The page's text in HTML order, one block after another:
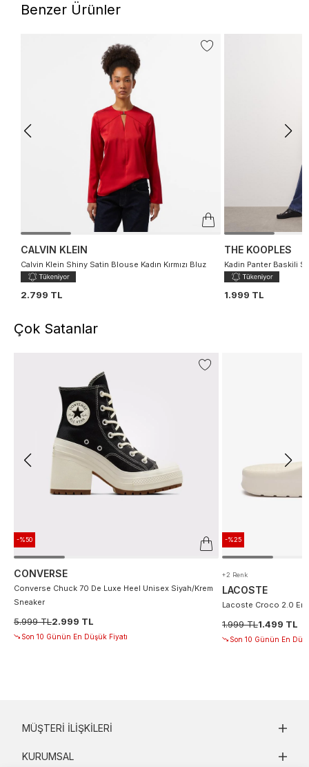
Benzer Ürünler
CALVIN KLEIN
Calvin Klein Shiny Satin Blouse Kadın Kırmızı Bluz
2.799 TL
THE KOOPLES
Kadin Panter Baskili
1.999 TL
Çok Satanlar
-%50
CONVERSE
Converse Chuck 70 De Luxe Heel Unisex Siyah/Krem
Sneaker
5.999 TL2.999 TL
Son 10 Günün En Düşük Fiyatı
-%25
+2 Renk
LACOSTE
Lacoste Croco 2.0
1.999 TL1.499 TL
Son 10 Günün En
MÜŞTERI İLIŞKILERI
KURUMSAL